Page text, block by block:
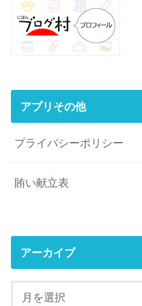
アプリその他
プライバシーポリシー
賄い献立表
アーカイブ